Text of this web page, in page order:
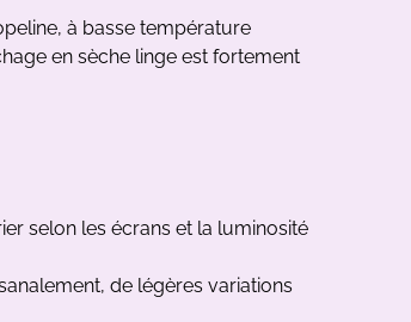
à basse température
en sèche linge est fortement
selon les écrans et la luminosité
de légères variations